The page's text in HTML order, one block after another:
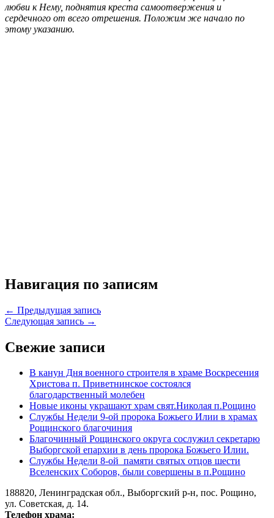
любви к Нему, поднятия креста самоотвержения и
сердечного от всего отрешения. Положим же начало по
этому указанию.
Навигация по записям
← Предыдущая запись
Следующая запись →
Свежие записи
В канун Дня военного строителя в храме Воскресения
Христова п. Приветнинское состоялся
благодарственный молебен
Новые иконы украшают храм свят.Николая п.Рощино
Службы Недели 9-ой пророка Божьего Илии в храмах
Рощинского благочиния
Благочинный Рощинского округа сослужил секретарю
Выборгской епархии в день пророка Божьего Илии.
Службы Недели 8-ой памяти святых отцов шести
Вселенских Соборов, были совершены в п.Рощино
188820, Ленинградская обл., Выборгский р-н, пос. Рощино,
ул. Советская, д. 14.
Телефон храма: